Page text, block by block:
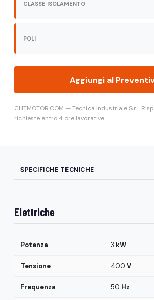
CLASSE ISOLAMENTO
POLI
Aggiungi al
CHTMOTOR.COM — Tecnica Industriale S.r.l.
richieste entro 4 ore lavorative.
SPECIFICHE TECNICHE
Elettriche
Potenza 3 kW
Tensione 400 V
Frequenza 50 Hz